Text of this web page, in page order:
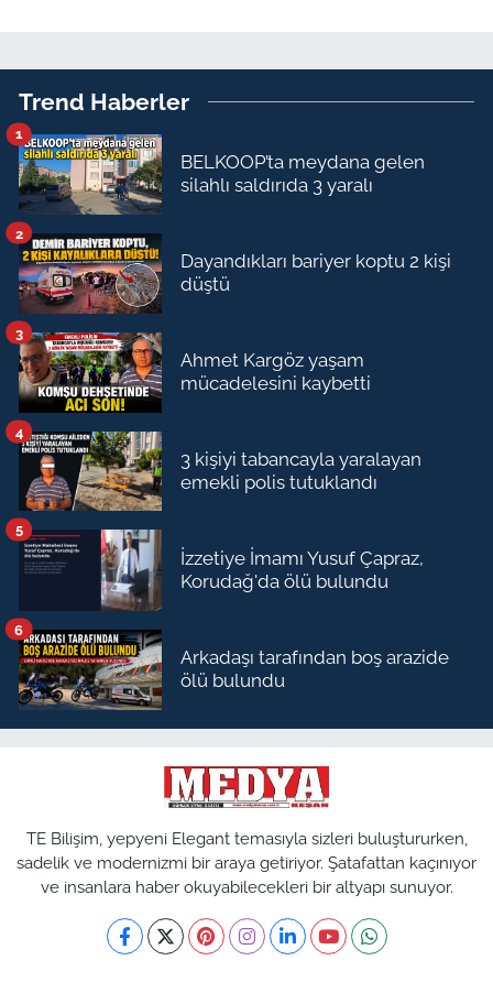
Trend Haberler
BELKOOP’ta meydana gelen
silahlı saldırıda 3 yaralı
1
Dayandıkları bariyer koptu 2 kişi
düştü
2
Ahmet Kargöz yaşam
mücadelesini kaybetti
3
3 kişiyi tabancayla yaralayan
emekli polis tutuklandı
4
İzzetiye İmamı Yusuf Çapraz,
Korudağ'da ölü bulundu
5
Arkadaşı tarafından boş arazide
ölü bulundu
6
TE Bilişim, yepyeni Elegant temasıyla sizleri buluştururken,
sadelik ve modernizmi bir araya getiriyor. Şatafattan kaçınıyor
ve insanlara haber okuyabilecekleri bir altyapı sunuyor.